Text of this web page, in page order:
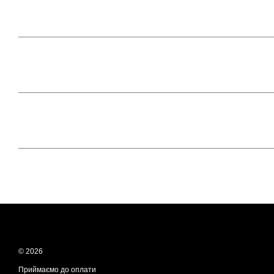
© 2026
Приймаємо до оплати